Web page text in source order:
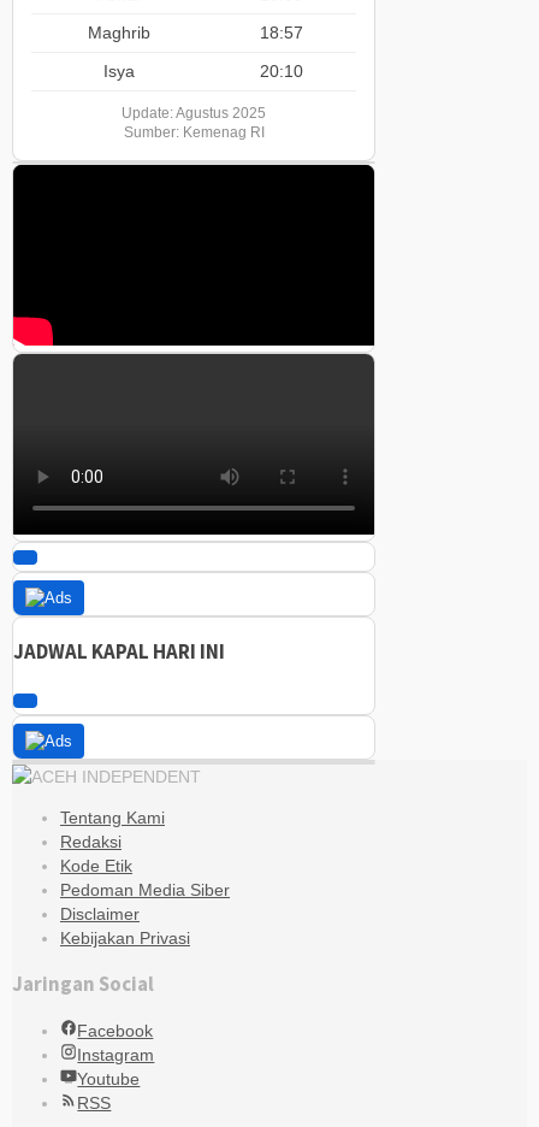
Maghrib
18:57
Isya
20:10
Update: Agustus 2025
Sumber: Kemenag RI
JADWAL KAPAL HARI INI
Tentang Kami
Redaksi
Kode Etik
Pedoman Media Siber
Disclaimer
Kebijakan Privasi
Jaringan Social
Facebook
Instagram
Youtube
RSS